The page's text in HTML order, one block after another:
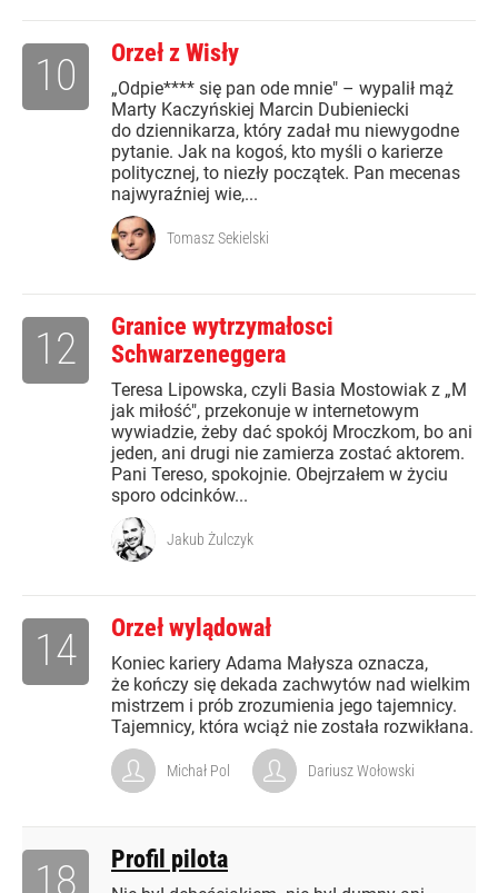
Orzeł z Wisły
„Odpie**** się pan ode mnie" – wypalił mąż
Marty Kaczyńskiej Marcin Dubieniecki
do dziennikarza, który zadał mu niewygodne
pytanie. Jak na kogoś, kto myśli o karierze
politycznej, to niezły początek. Pan mecenas
najwyraźniej wie,...
10
Tomasz Sekielski
Granice wytrzymałosci
Schwarzeneggera
Teresa Lipowska, czyli Basia Mostowiak z „M
jak miłość", przekonuje w internetowym
wywiadzie, żeby dać spokój Mroczkom, bo ani
jeden, ani drugi nie zamierza zostać aktorem.
Pani Tereso, spokojnie. Obejrzałem w życiu
sporo odcinków...
12
Jakub Żulczyk
Orzeł wylądował
Koniec kariery Adama Małysza oznacza,
że kończy się dekada zachwytów nad wielkim
mistrzem i prób zrozumienia jego tajemnicy.
Tajemnicy, która wciąż nie została rozwikłana.
14
Michał Pol Dariusz Wołowski
Profil pilota
18